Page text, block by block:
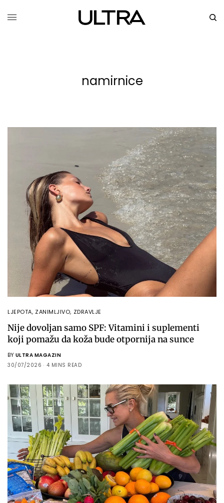
namirnice
LJEPOTA, ZANIMLJIVO, ZDRAVLJE
Nije dovoljan samo SPF: Vitamini i suplementi
koji pomažu da koža bude otpornija na sunce
BY ULTRA MAGAZIN
30/07/2026
4 MINS READ